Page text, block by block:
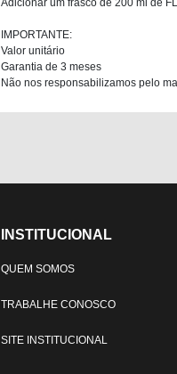
IMPORTANTE:
Valor unitário
Garantia de 3 meses
Não nos responsabilizamos pelo
INSTITUCIONAL
QUEM SOMOS
TRABALHE CONOSCO
SITE INSTITUCIONAL